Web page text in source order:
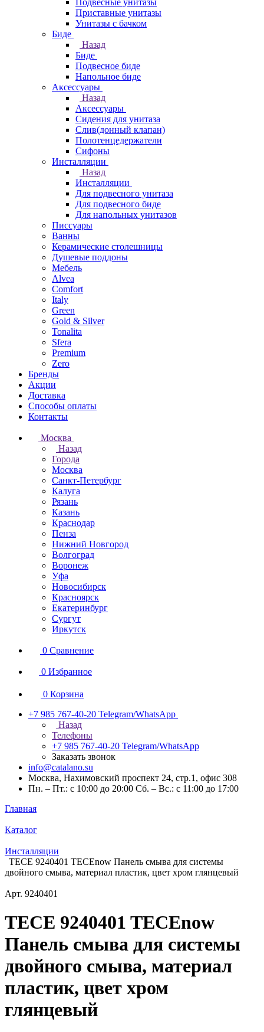
Подвесные унитазы
Приставные унитазы
Унитазы с бачком
Биде
Назад
Биде
Подвесное биде
Напольное биде
Аксессуары
Назад
Аксессуары
Сидения для унитаза
Слив(донный клапан)
Полотенцедержатели
Сифоны
Инсталляции
Назад
Инсталляции
Для подвесного унитаза
Для подвесного биде
Для напольных унитазов
Писсуары
Ванны
Керамические столешницы
Душевые поддоны
Мебель
Alvea
Comfort
Italy
Green
Gold & Silver
Tonalita
Sfera
Premium
Zero
Бренды
Акции
Доставка
Способы оплаты
Контакты
Москва
Назад
Города
Москва
Санкт-Петербург
Калуга
Рязань
Казань
Краснодар
Пенза
Нижний Новгород
Волгоград
Воронеж
Уфа
Новосибирск
Красноярск
Екатеринбург
Сургут
Иркутск
0 Сравнение
0 Избранное
0 Корзина
+7 985 767-40-20 Telegram/WhatsApp
Назад
Телефоны
+7 985 767-40-20 Telegram/WhatsApp
Заказать звонок
info@catalano.su
Москва, Нахимовский проспект 24, стр.1, офис 308
Пн. – Пт.: с 10:00 до 20:00 Сб. – Вс.: с 11:00 до 17:00
Главная
Каталог
Инсталляции
TECE 9240401 TECEnow Панель смыва для системы
двойного смыва, материал пластик, цвет хром глянцевый
Арт. 9240401
TECE 9240401 TECEnow
Панель смыва для системы
двойного смыва, материал
пластик, цвет хром
глянцевый